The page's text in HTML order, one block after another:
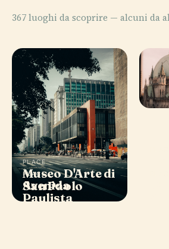
367 luoghi da scoprire — alcuni da
PLACE
Museo D'Arte di
San Paolo
PLACE
Avenida
Paulista